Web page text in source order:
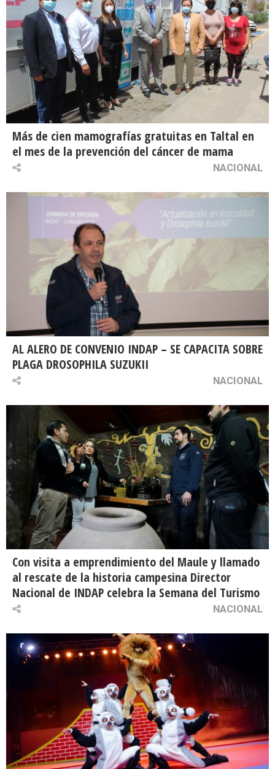
Más de cien mamografías gratuitas en Taltal en
el mes de la prevención del cáncer de mama
NACIONAL
AL ALERO DE CONVENIO INDAP – SE CAPACITA SOBRE
PLAGA DROSOPHILA SUZUKII
NACIONAL
Con visita a emprendimiento del Maule y llamado
al rescate de la historia campesina Director
Nacional de INDAP celebra la Semana del Turismo
NACIONAL